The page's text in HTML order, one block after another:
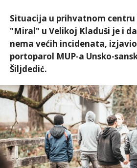
Situacija u prihvatnom
"Miral" u Velikoj Kladuši je i
nema većih incidenata,
portoparol MUP-a Unsko-
Šiljdedić.